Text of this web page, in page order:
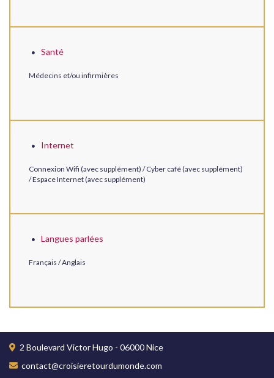
Santé
Médecins et/ou infirmières
Internet
Connexion Wifi (avec supplément) / Cyber café (avec supplément)
/ Espace Internet (avec supplément)
Langues parlées
Français / Anglais
2 Boulevard Victor Hugo - 06000 Nice
contact@croisieretourdumonde.com